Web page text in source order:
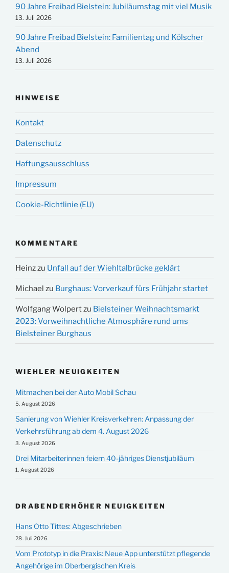
90 Jahre Freibad Bielstein: Jubiläumstag mit viel Musik
13. Juli 2026
90 Jahre Freibad Bielstein: Familientag und Kölscher
Abend
13. Juli 2026
HINWEISE
Kontakt
Datenschutz
Haftungsausschluss
Impressum
Cookie-Richtlinie (EU)
KOMMENTARE
Heinzzu Unfall auf der Wiehltalbrücke geklärt
Michael zu Burghaus: Vorverkauf fürs Frühjahr startet
Wolfgang Wolpertzu Bielsteiner Weihnachtsmarkt
2023: Vorweihnachtliche Atmosphäre rund ums
Bielsteiner Burghaus
WIEHLER NEUIGKEITEN
Mitmachen bei der Auto Mobil Schau
5. August 2026
Sanierung von Wiehler Kreisverkehren: Anpassung der
Verkehrsführung ab dem 4. August 2026
3. August 2026
Drei Mitarbeiterinnen feiern 40-jähriges Dienstjubiläum
1. August 2026
DRABENDERHÖHER NEUIGKEITEN
Hans Otto Tittes: Abgeschrieben
28. Juli 2026
Vom Prototyp in die Praxis: Neue App unterstützt pflegende
Angehörige im Oberbergischen Kreis